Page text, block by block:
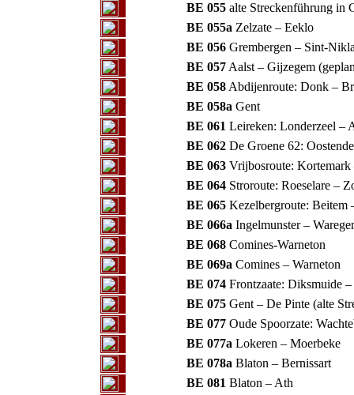
BE 055 alte Streckenführung in
BE 055a Zelzate – Eeklo
BE 056 Grembergen – Sint-
BE 057 Aalst – Gijzegem
BE 058 Abdijenroute: Donk –
BE 058a Gent
BE 061 Leireken: Londerzeel –
BE 062 De Groene 62:
BE 063 Vrijbosroute:
BE 064 Stroroute: Roeselare –
BE 065 Kezelbergroute: Beitem
BE 066a Ingelmunster –
BE 068 Comines-Warneton
BE 069a Comines – Warneton
BE 074 Frontzaate: Diksmuide
BE 075 Gent – De Pinte (alte
BE 077 Oude Spoorzate:
BE 077a Lokeren – Moerbeke
BE 078a Blaton – Bernissart
BE 081 Blaton – Ath